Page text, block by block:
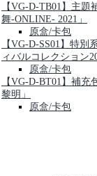
【VG-D-TB01】主
舞-ONLINE- 2021」
原盒/卡包
【VG-D-SS01】特別
ィバルコレクション
原盒/卡包
【VG-D-BT01】補
黎明」
原盒/卡包